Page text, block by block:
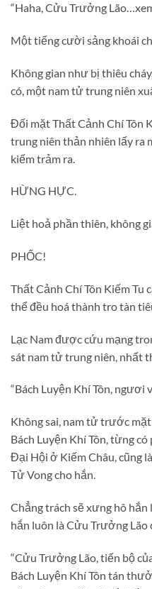
“Haha, Cửu Trưởng
Một tiếng cười sảng khoái
Không gian như bị thiêu
có, một nam tử trung niên
Đối mặt Thất Cảnh Chí Tôn
trung niên thản nhiên lấy ra
kiếm trảm ra.
HỪNG HỰC.
Liệt hoả phần thiên, không
PHỐC!
Thất Cảnh Chí Tôn Kiếm Tu
thể đều hoá thành tro tàn
Lạc Nam được cứu mạng
sát nam tử trung niên, nhất
“Bách Luyện Khí Tôn, ngươi
Không sai, nam tử trước
Bách Luyện Khí Tôn, từng
Đại Hội ở Kiếm Châu, cũng
Tử Vong cho hắn.
Chẳng trách sẽ xưng hô
hắn luôn là Cửu Trưởng Lão
“Cửu Trưởng Lão, tiến bộ
Bách Luyện Khí Tôn tán